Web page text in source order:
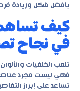
بأفضل شكل وزيادة
كيف تساهم
في نجاح
تلعب الخلفيات
فهي ليست مجرد عناصر
تساعد على إبراز